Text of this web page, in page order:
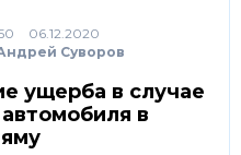
Суворов
ущерба в случае
в